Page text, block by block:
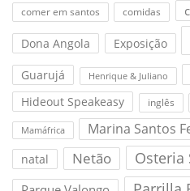
comer em santos comidas
Dona Angola Exposição
Guarujá Henrique & Juliano
Hideout Speakeasy inglês
Mamáfrica Marina Santos
natal Netão Osteria